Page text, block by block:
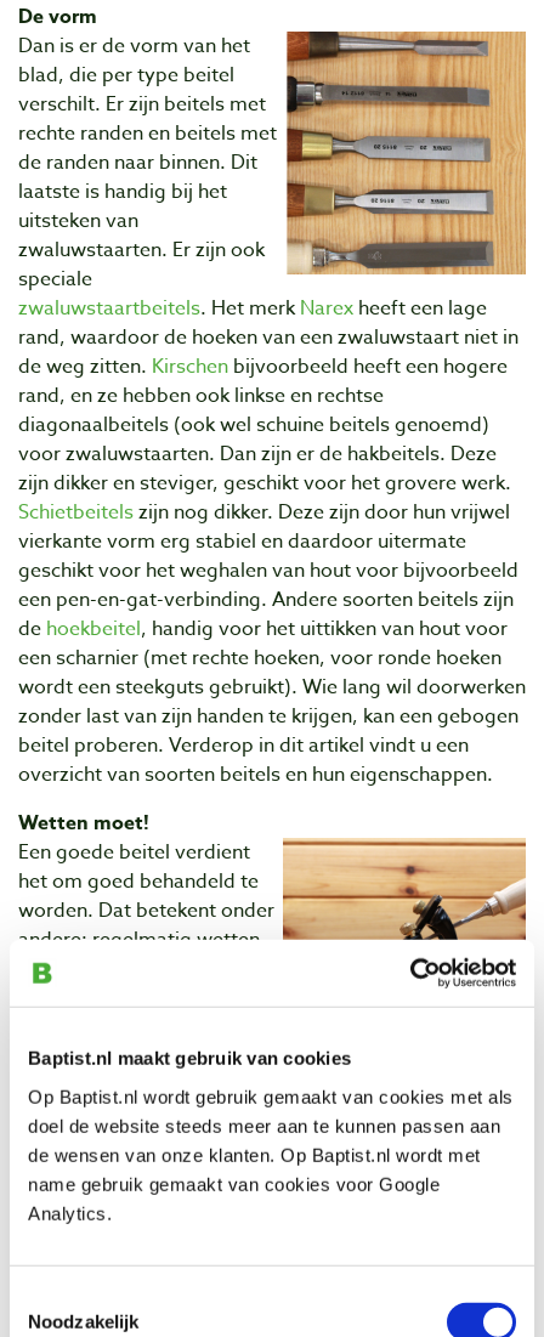
Baptist.nl maakt gebruik van cookies
Op Baptist.nl wordt gebruik gemaakt van cookies met als
doel de website steeds meer aan te kunnen passen aan
de wensen van onze klanten. Op Baptist.nl wordt met
name gebruik gemaakt van cookies voor Google
Analytics.
Noodzakelijk
De vorm
Dan is er de vorm van het
blad, die per type beitel
verschilt. Er zijn beitels met
rechte randen en beitels met
de randen naar binnen. Dit
laatste is handig bij het
uitsteken van
zwaluwstaarten. Er zijn ook
speciale
zwaluwstaartbeitels. Het merkNarex heeft een lage
rand, waardoor de hoeken van een zwaluwstaart niet in
de weg zitten. Kirschen bijvoorbeeld heeft een hogere
rand, en ze hebben ook linkse en rechtse
diagonaalbeitels (ook wel schuine beitels genoemd)
voor zwaluwstaarten. Dan zijn er de hakbeitels. Deze
zijn dikker en steviger, geschikt voor het grovere werk.
Schietbeitelszijn nog dikker. Deze zijn door hun vrijwel
vierkante vorm erg stabiel en daardoor uitermate
geschikt voor het weghalen van hout voor bijvoorbeeld
een pen-en-gat-verbinding. Andere soorten beitels zijn
de hoekbeitel, handig voor het uittikken van hout voor
een scharnier (met rechte hoeken, voor ronde hoeken
wordt een steekguts gebruikt). Wie lang wil doorwerken
zonder last van zijn handen te krijgen, kan een gebogen
beitel proberen. Verderop in dit artikel vindt u een
overzicht van soorten beitels en hun eigenschappen.
Wetten moet!
Een goede beitel verdient
het om goed behandeld te
worden. Dat betekent onder
andere: regelmatig wetten.
Het verschil tussen
Met wetten maakt u deze
hoek vervolgens scherp.
Over het algemeen geldt: zo min mogelijk slijpen en zo
veel mogelijk wetten. Beitels zijn in de fabriek gewet,
maar het is verstandig om dit thuis nog eens te doen.
Hier vindt u een uitgebreid artikel over slijpen en
wetten. Over de ideale hoek van een beitel zijn pagina’s
volgeschreven op internet. In de tweede editie van ons
hoek aan de voorkant 25 graden. Voor zacht en medium